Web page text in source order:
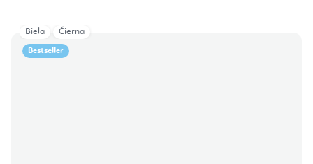
Bestseller
Biela Čierna